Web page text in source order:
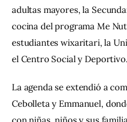
adultas mayores, la
cocina del programa Me
estudiantes wixaritari, la
el Centro Social y Deportivo.
La agenda se extendió a
Cebolleta y Emmanuel,
con niñas, niños y sus